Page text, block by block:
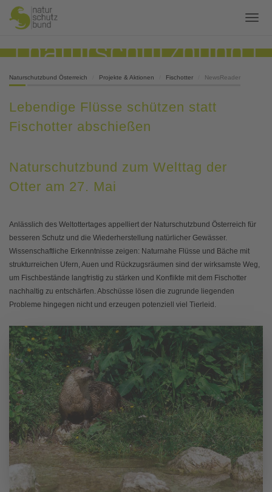
Naturschutzbund Österreich Projekte & Aktionen Fischotter NewsReader
Lebendige Flüsse schützen statt
Fischotter abschießen
Naturschutzbund zum Welttag der
Otter am 27. Mai
Anlässlich des Weltottertages appelliert der Naturschutzbund Österreich für
besseren Schutz und die Wiederherstellung natürlicher Gewässer.
Wissenschaftliche Erkenntnisse zeigen: Naturnahe Flüsse und Bäche mit
strukturreichen Ufern, Auen und Rückzugsräumen sind der wirksamste Weg,
um Fischbestände langfristig zu stärken und Konflikte mit dem Fischotter
nachhaltig zu entschärfen. Abschüsse lösen die zugrunde liegenden
Probleme hingegen nicht und erzeugen potenziell viel Tierleid.